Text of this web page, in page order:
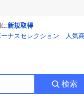
新規取得
ーナスセレクション 人気
検索